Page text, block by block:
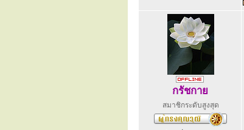
กรัชกาย
สมาชิกระดับสูงสุด